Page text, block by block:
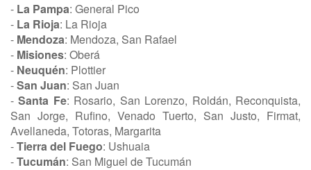
- La Pampa: General Pico
- La Rioja: La Rioja
- Mendoza: Mendoza, San Rafael
- Misiones: Oberá
- Neuquén: Plottier
-San Juan: San Juan
-Santa Fe: Rosario, San Lorenzo, Roldán, Reconquista,
San Jorge, Rufino, Venado Tuerto, San Justo, Firmat,
Avellaneda, Totoras, Margarita
-Tierra del Fuego: Ushuaia
-Tucumán: San Miguel de Tucumán